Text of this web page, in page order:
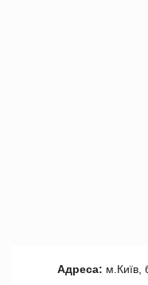
Адреса: м.Київ,